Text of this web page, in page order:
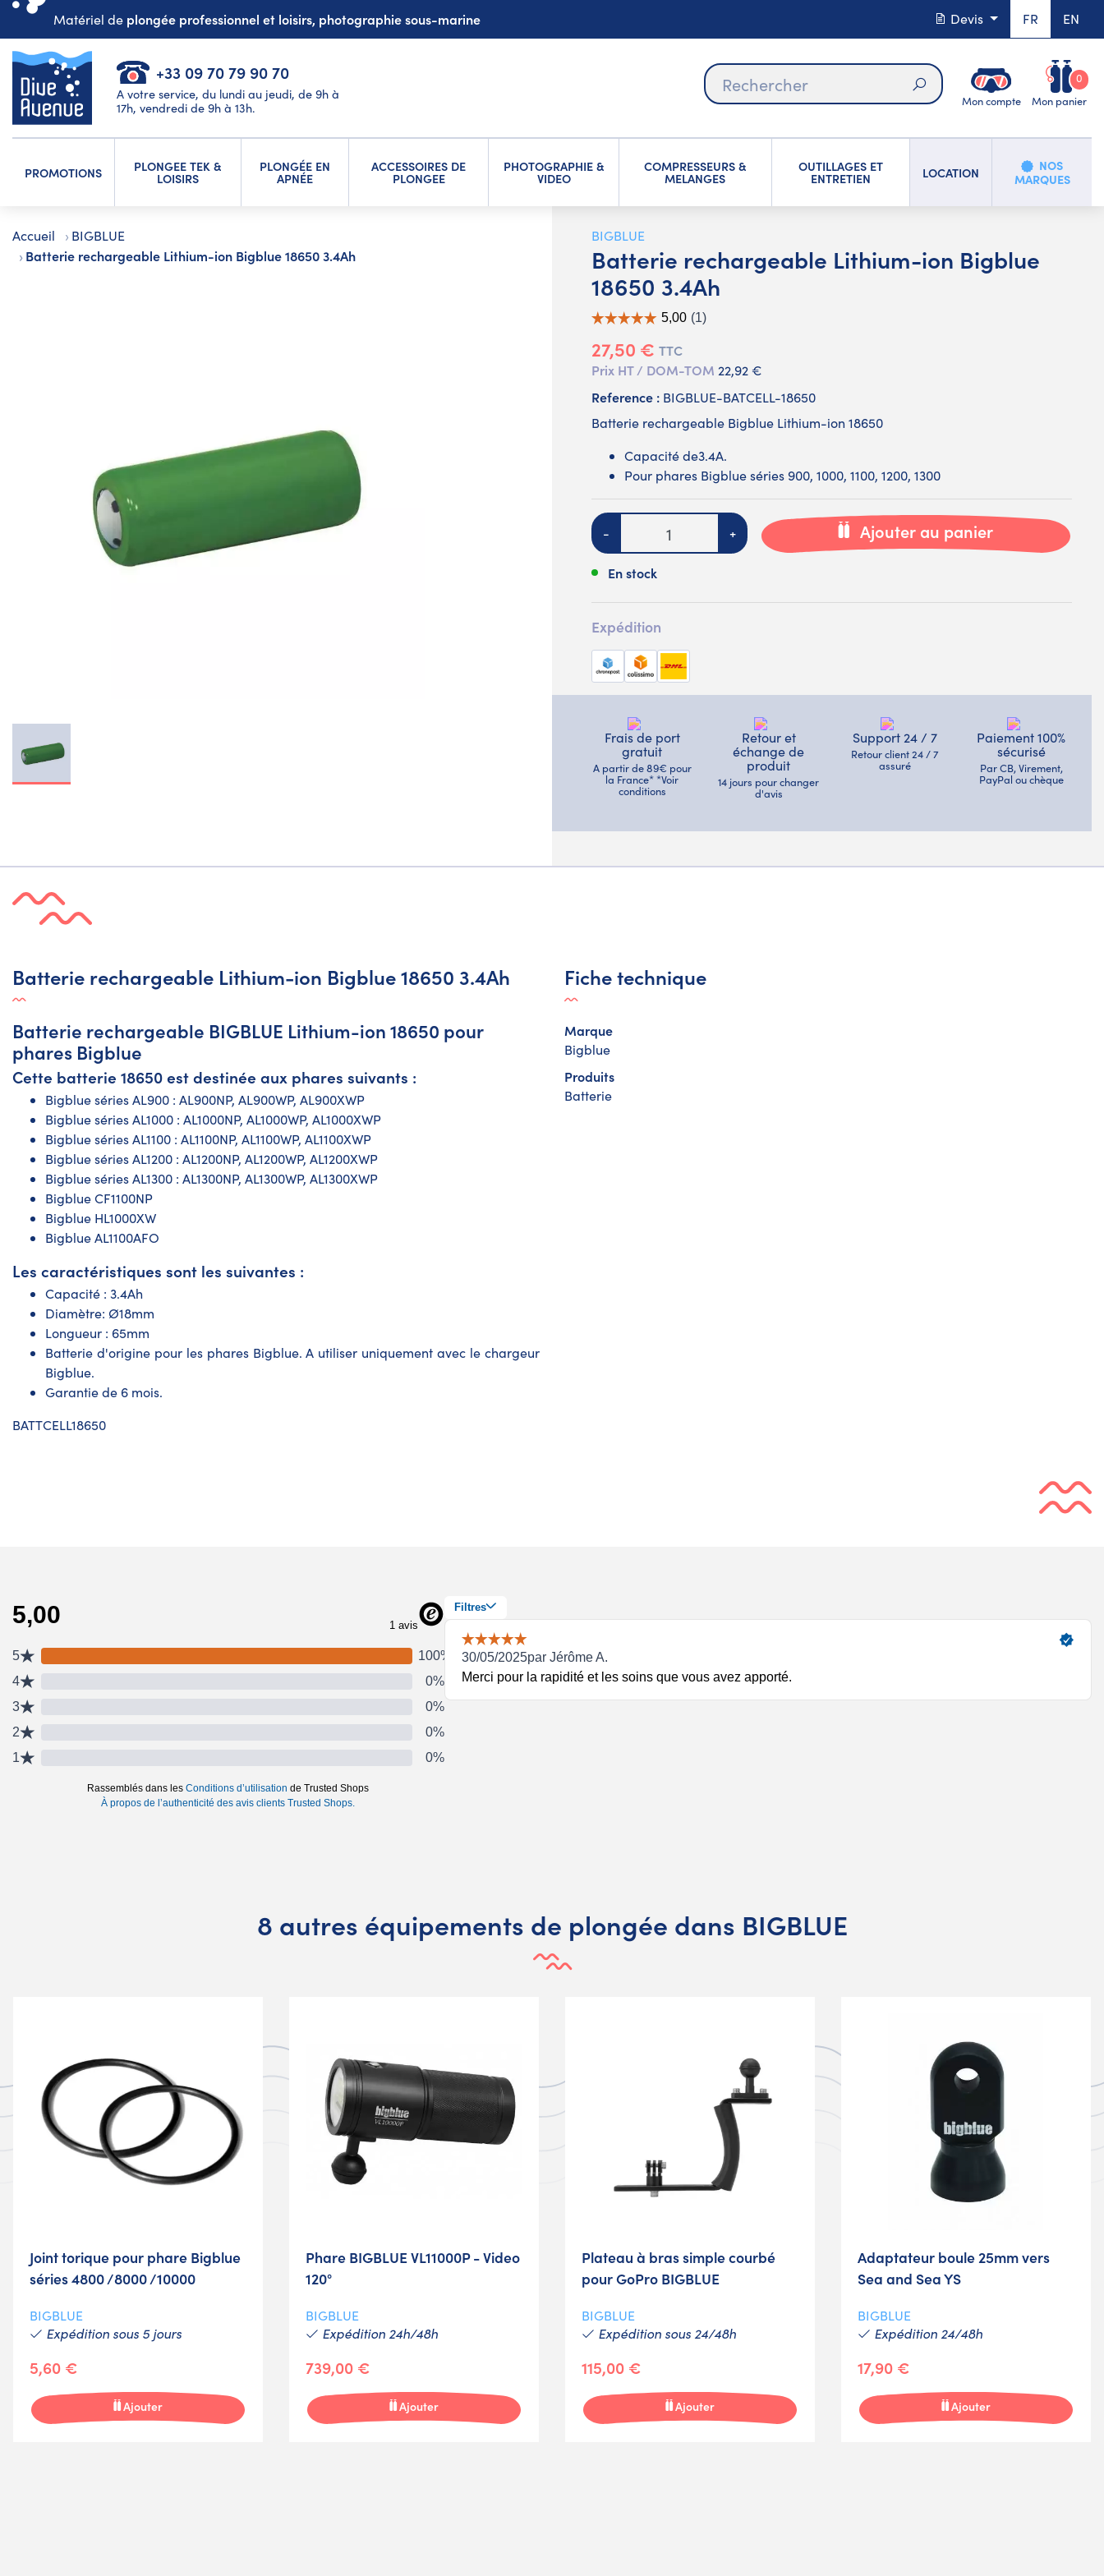
Matériel de plongée professionnel et loisirs, photographie sous-marine Devis FR EN
+33 09 70 79 90 70
A votre service, du lundi au jeudi, de 9h à
17h, vendredi de 9h à 13h.
Rechercher
Mon compte Mon panier
0
PROMOTIONS PLONGEE TEK &
LOISIRS
PLONGÉE EN
APNÉE
ACCESSOIRES DE
PLONGEE
PHOTOGRAPHIE &
VIDEO
COMPRESSEURS &
MELANGES
OUTILLAGES ET
ENTRETIEN LOCATION
NOS
MARQUES
Accueil BIGBLUE
Batterie rechargeable Lithium-ion Bigblue 18650 3.4Ah
BIGBLUE
Batterie rechargeable Lithium-ion Bigblue
18650 3.4Ah
27,50 € TTC
Prix HT / DOM-TOM 22,92 €
Reference : BIGBLUE-BATCELL-18650
Batterie rechargeable Bigblue Lithium-ion 18650
Capacité de3.4A.
Pour phares Bigblue séries 900, 1000, 1100, 1200, 1300
Quantité
- + Ajouter au panier
En stock
Expédition
Frais de port
gratuit
A partir de 89€ pour
la France* *Voir
conditions
Retour et
échange de
produit
14 jours pour changer
d'avis
Support 24 / 7
Retour client 24 / 7
assuré
Paiement 100%
sécurisé
Par CB, Virement,
PayPal ou chèque
Batterie rechargeable Lithium-ion Bigblue 18650 3.4Ah
Batterie rechargeable BIGBLUE Lithium-ion 18650 pour
phares Bigblue
Cette batterie 18650 est destinée aux phares suivants :
Bigblue séries AL900 : AL900NP, AL900WP, AL900XWP
Bigblue séries AL1000 : AL1000NP, AL1000WP, AL1000XWP
Bigblue séries AL1100 : AL1100NP, AL1100WP, AL1100XWP
Bigblue séries AL1200 : AL1200NP, AL1200WP, AL1200XWP
Bigblue séries AL1300 : AL1300NP, AL1300WP, AL1300XWP
Bigblue CF1100NP
Bigblue HL1000XW
Bigblue AL1100AFO
Les caractéristiques sont les suivantes :
Capacité : 3.4Ah
Diamètre: Ø18mm
Longueur : 65mm
Batterie d'origine pour les phares Bigblue. A utiliser uniquement avec le chargeur
Bigblue.
Garantie de 6 mois.
BATTCELL18650
Fiche technique
Marque
Bigblue
Produits
Batterie
8 autres équipements de plongée dans BIGBLUE
Joint torique pour phare Bigblue
séries 4800 /8000 /10000
BIGBLUE
Expédition sous 5 jours
5,60 €
Ajouter
Phare BIGBLUE VL11000P - Video
120°
BIGBLUE
Expédition 24h/48h
739,00 €
Ajouter
Plateau à bras simple courbé
pour GoPro BIGBLUE
BIGBLUE
Expédition sous 24/48h
115,00 €
Ajouter
Adaptateur boule 25mm vers
Sea and Sea YS
BIGBLUE
Expédition 24/48h
17,90 €
Ajouter